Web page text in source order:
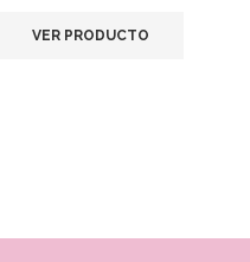
VER PRODUCTO